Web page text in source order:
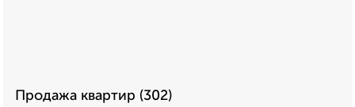
Продажа квартир (302)